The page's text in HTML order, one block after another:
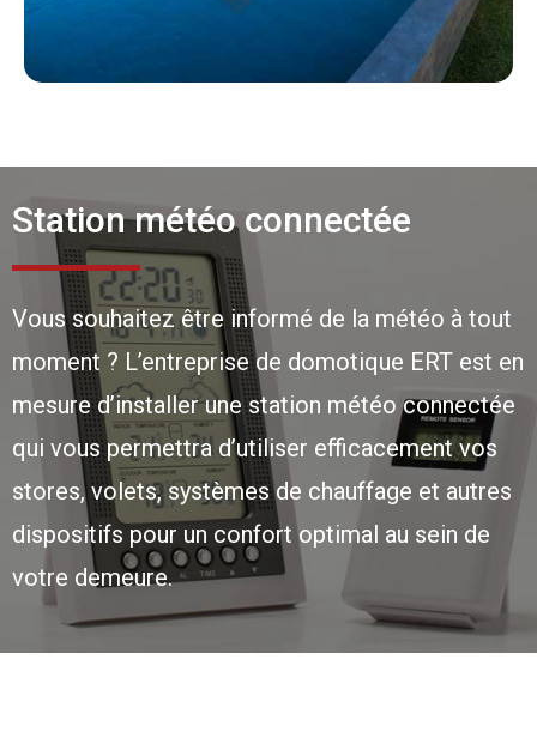
Station météo connectée
Vous souhaitez être informé de la météo à tout
moment ? L’entreprise de domotique ERT est en
mesure d’installer une station météo connectée
qui vous permettra d’utiliser efficacement vos
stores, volets, systèmes de chauffage et autres
dispositifs pour un confort optimal au sein de
votre demeure.